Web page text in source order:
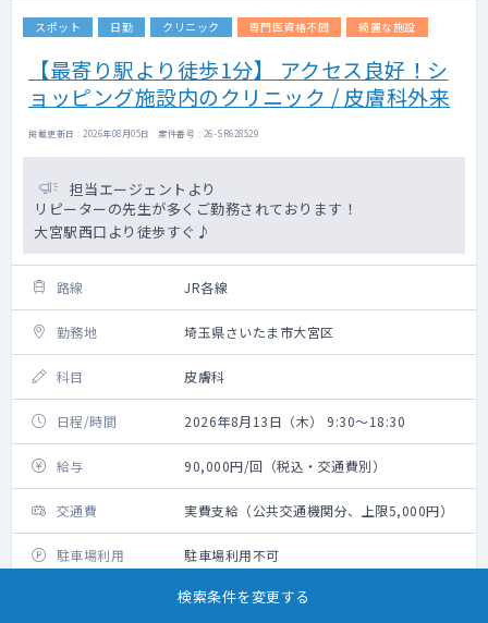
スポット 日勤 クリニック 専門医資格不問 綺麗な施設
【最寄り駅より徒歩1分】 アクセス良好！シ
ョッピング施設内のクリニック / 皮膚科外来
掲載更新日 : 2026年08月05日 案件番号 : 26-SR628529
担当エージェントより
リピーターの先生が多くご勤務されております！
大宮駅西口より徒歩すぐ♪
路線 JR各線
勤務地 埼玉県さいたま市大宮区
科目 皮膚科
日程/時間 2026年8月13日（木） 9:30～18:30
給与 90,000円/回（税込・交通費別）
交通費 実費支給（公共交通機関分、上限5,000円）
駐車場利用 駐車場利用不可
車通勤時の補足事項 車通勤不可
検索条件を変更する